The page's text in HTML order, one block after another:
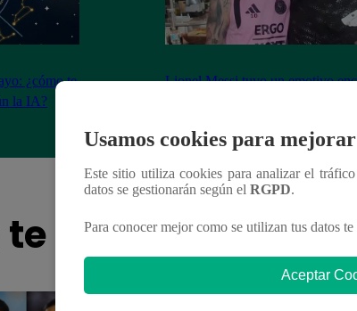
¿cómo te
la IA?
Lionel Messi tuvo un emotivo
puede
Usamos cookies para
Este sitio utiliza cookies para analizar el
datos se gestionarán según el RGPD.
Para conocer mejor como se utilizan tus datos
Aceptar